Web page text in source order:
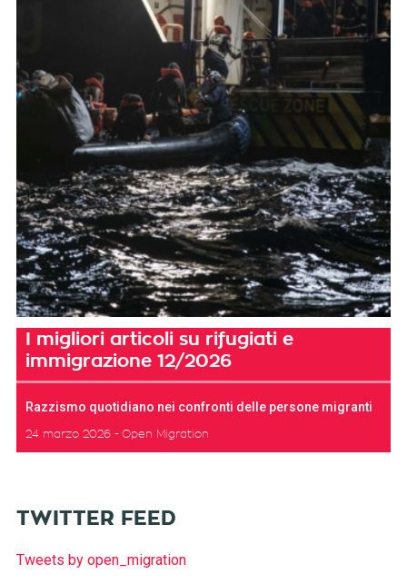
I migliori articoli su rifugiati e
immigrazione 12/2026
Razzismo quotidiano nei confronti delle persone migranti
24 marzo 2026 Open Migration
TWITTER FEED
Tweets by open_migration